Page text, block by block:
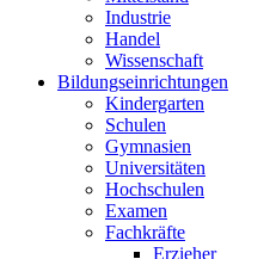
Industrie
Handel
Wissenschaft
Bildungseinrichtungen
Kindergarten
Schulen
Gymnasien
Universitäten
Hochschulen
Examen
Fachkräfte
Erzieher